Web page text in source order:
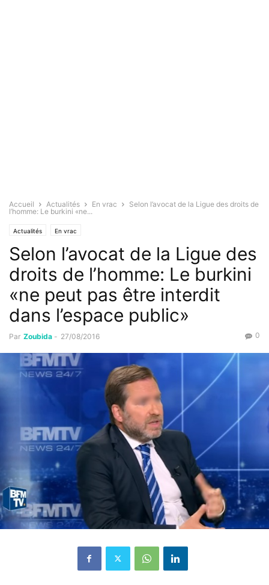
Accueil Actualités En vrac
Selon l’avocat de la Ligue des droits de
l’homme: Le burkini «ne...
Actualités En vrac
Selon l’avocat de la Ligue des
droits de l’homme: Le burkini
«ne peut pas être interdit
dans l’espace public»
Par Zoubida - 27/08/2016 0